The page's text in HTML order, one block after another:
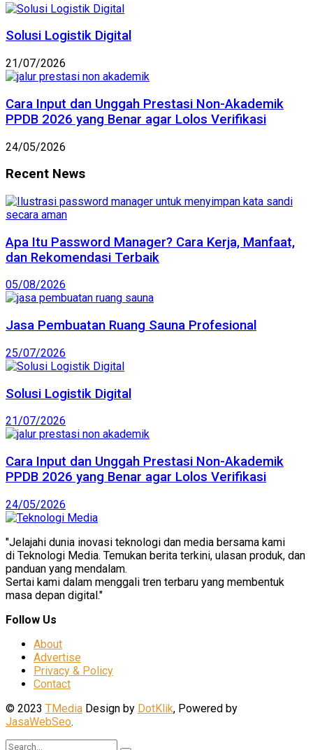
Solusi Logistik Digital
21/07/2026
Cara Input dan Unggah Prestasi Non-Akademik
PPDB 2026 yang Benar agar Lolos Verifikasi
24/05/2026
Recent News
Apa Itu Password Manager? Cara Kerja, Manfaat,
dan Rekomendasi Terbaik
05/08/2026
Jasa Pembuatan Ruang Sauna Profesional
25/07/2026
Solusi Logistik Digital
21/07/2026
Cara Input dan Unggah Prestasi Non-Akademik
PPDB 2026 yang Benar agar Lolos Verifikasi
24/05/2026
"Jelajahi dunia inovasi teknologi dan media bersama kami
di Teknologi Media. Temukan berita terkini, ulasan produk, dan
panduan yang mendalam.
Sertai kami dalam menggali tren terbaru yang membentuk
masa depan digital."
Follow Us
About
Advertise
Privacy & Policy
Contact
© 2023 TMedia Design by DotKlik, Powered by
JasaWebSeo.